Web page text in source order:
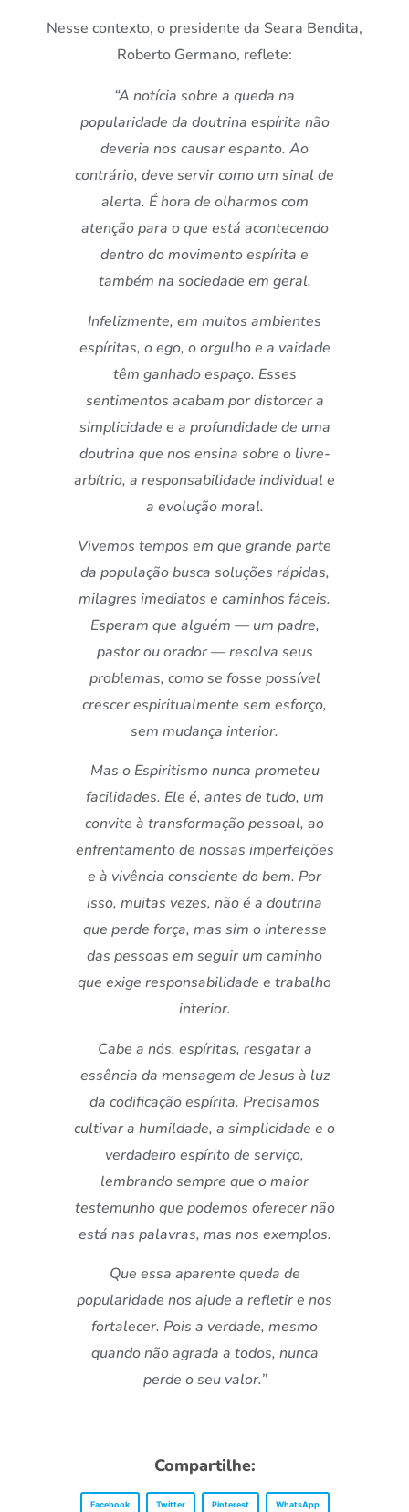
Nesse contexto, o presidente da Seara Bendita,
Roberto Germano, reflete:
“A notícia sobre a queda na
popularidade da doutrina espírita não
deveria nos causar espanto. Ao
contrário, deve servir como um sinal de
alerta. É hora de olharmos com
atenção para o que está acontecendo
dentro do movimento espírita e
também na sociedade em geral.
Infelizmente, em muitos ambientes
espíritas, o ego, o orgulho e a vaidade
têm ganhado espaço. Esses
sentimentos acabam por distorcer a
simplicidade e a profundidade de uma
doutrina que nos ensina sobre o livre-
arbítrio, a responsabilidade individual e
a evolução moral.
Vivemos tempos em que grande parte
da população busca soluções rápidas,
milagres imediatos e caminhos fáceis.
Esperam que alguém — um padre,
pastor ou orador — resolva seus
problemas, como se fosse possível
crescer espiritualmente sem esforço,
sem mudança interior.
Mas o Espiritismo nunca prometeu
facilidades. Ele é, antes de tudo, um
convite à transformação pessoal, ao
enfrentamento de nossas imperfeições
e à vivência consciente do bem. Por
isso, muitas vezes, não é a doutrina
que perde força, mas sim o interesse
das pessoas em seguir um caminho
que exige responsabilidade e trabalho
interior.
Cabe a nós, espíritas, resgatar a
essência da mensagem de Jesus à luz
da codificação espírita. Precisamos
cultivar a humildade, a simplicidade e o
verdadeiro espírito de serviço,
lembrando sempre que o maior
testemunho que podemos oferecer não
está nas palavras, mas nos exemplos.
Que essa aparente queda de
popularidade nos ajude a refletir e nos
fortalecer. Pois a verdade, mesmo
quando não agrada a todos, nunca
perde o seu valor.”
Compartilhe:
Facebook Twitter Pinterest WhatsApp